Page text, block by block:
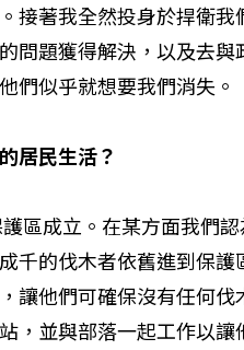
接著我全然投身於捍衛
問題獲得解決，以及去
們似乎就想要我們消失。
居民生活？
區成立。在某方面我們
千的伐木者依舊進到保
讓他們可確保沒有任何
，並與部落一起工作以讓